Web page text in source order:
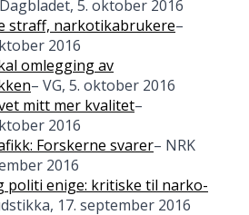
5. oktober 2016
straff, narkotikabrukere–
2016
omlegging av
– VG, 5. oktober 2016
mitt mer kvalitet–
2016
Forskerne svarer– NRK
2016
politi enige: kritiske til narko-
17. september 2016